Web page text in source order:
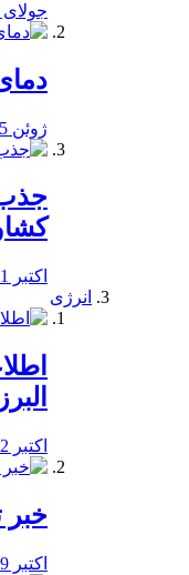
جولای 1, 2020
ژوئن 25, 2020
اکتبر 21, 2019
انرژی
البرز
اکتبر 22, 2019
خبر
اکتبر 19, 2019